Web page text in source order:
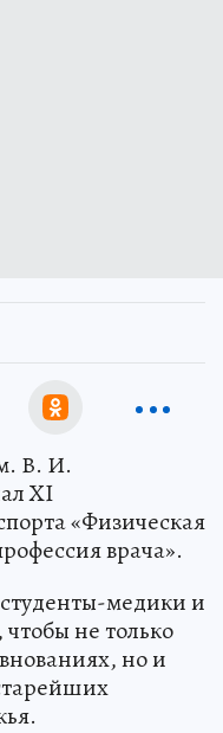
В. И.
XI
«Физическая
врача».
медики и
не только
но и